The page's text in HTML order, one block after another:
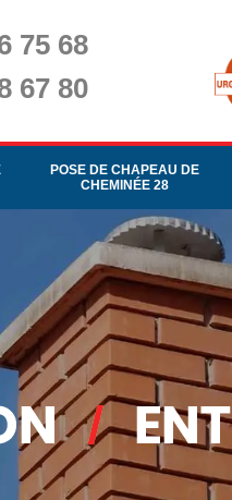
75 68
67 80
POSE DE CHAPEAU DE
CHEMINÉE 28